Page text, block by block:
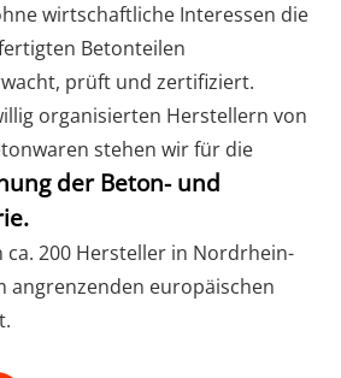
wirtschaftliche Interessen die
Betonteilen
prüft und zertifiziert.
organisierten Herstellern von
stehen wir für die
der Beton- und
200 Hersteller in Nordrhein-
angrenzenden europäischen